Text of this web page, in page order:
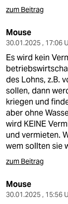
zum Beitrag
Mouse
30.01.2025 , 17:06
Es wird kein
des Lohns, z.B.
sollen, dann
kriegen und
aber ohne
wird KEINE
und vermieten.
wem sollten sie
zum Beitrag
Mouse
30.01.2025 , 15:56